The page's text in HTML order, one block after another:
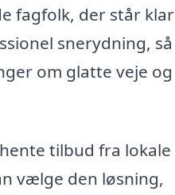
fagfolk, der står klar
snerydning, så
om glatte veje og
tilbud fra lokale
vælge den løsning,